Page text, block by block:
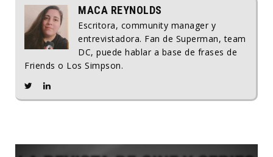
MACA REYNOLDS
Escritora, community manager y
entrevistadora. Fan de Superman, team
DC, puede hablar a base de frases de
Friends o Los Simpson.